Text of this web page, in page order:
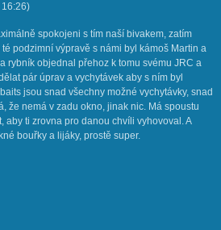
16:26)
spokojeni s tím naší bivakem, zatím
podzimní výpravě s námi byl kámoš Martin a
rybník objednal přehoz k tomu svému JRC a
pár úprav a vychytávek aby s ním byl
jsou snad všechny možné vychytávky, snad
že nemá v zadu okno, jinak nic. Má spoustu
aby ti zrovna pro danou chvíli vyhovoval. A
bouřky a lijáky, prostě super.